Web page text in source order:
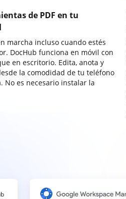
de PDF en tu
marcha incluso cuando estés
DocHub funciona en móvil con
en escritorio. Edita, anota y
la comodidad de tu teléfono
No es necesario instalar la